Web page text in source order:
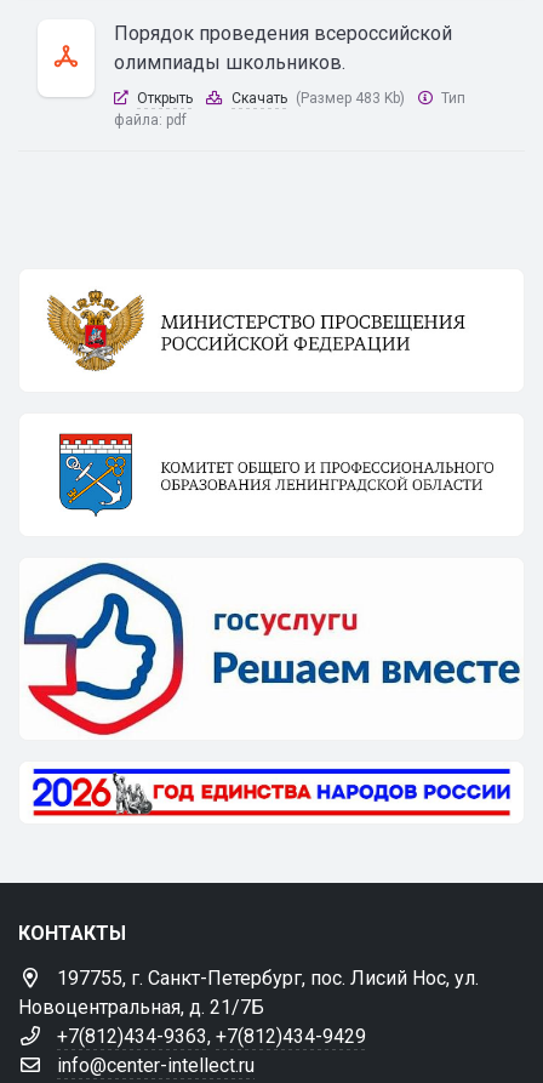
Порядок проведения всероссийской
олимпиады школьников.
Открыть Скачать (Размер 483 Kb)
Тип
файла: pdf
КОНТАКТЫ
197755, г. Санкт-Петербург, пос. Лисий Нос, ул.
Новоцентральная, д. 21/7Б
+7(812)434-9363, +7(812)434-9429
info@center-intellect.ru